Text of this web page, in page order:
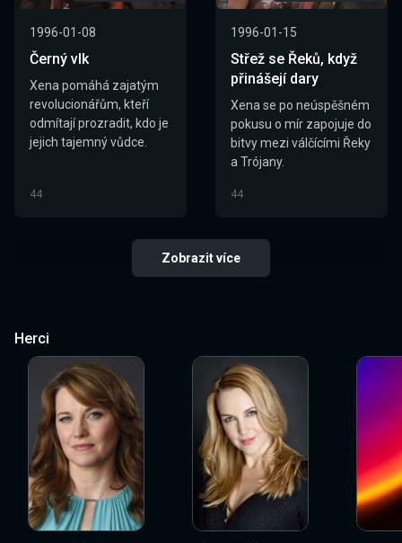
1996-01-08
Černý vlk
Xena pomáhá zajatým
revolucionářům, kteří
odmítají prozradit, kdo je
jejich tajemný vůdce.
44
1996-01-15
Střež se Řeků, když
přinášejí dary
Xena se po neúspěšném
pokusu o mír zapojuje do
bitvy mezi válčícími Řeky
a Trójany.
44
Zobrazit více
Herci